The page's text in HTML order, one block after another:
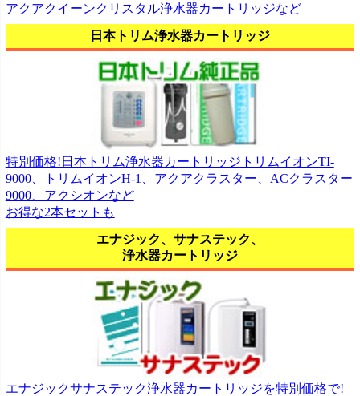
アクアクイーンクリスタル浄水器カートリッジなど
日本トリム浄水器カートリッジ
特別価格!日本トリム浄水器カートリッジトリムイオンTI-
9000、トリムイオンH-1、アクアクラスター、ACクラスター
9000、アクシオンなど
お得な2本セットも
エナジック、サナステック、
浄水器カートリッジ
エナジックサナステック浄水器カートリッジを特別価格で!